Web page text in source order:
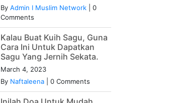
By Admin I Muslim Network
0
Comments
Kalau Buat Kuih Sagu, Guna
Cara Ini Untuk Dapatkan
Sagu Yang Jernih Sekata.
March 4, 2023
By Naftaleena 0 Comments